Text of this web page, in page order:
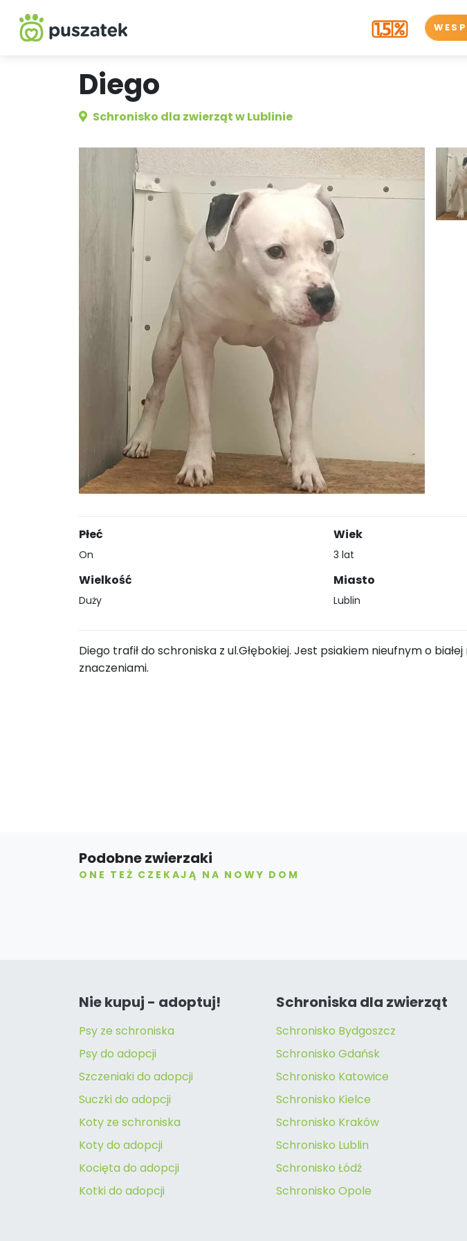
Diego
Schronisko dla zwierząt w Lublinie
Płeć
On
Wielkość
Duży
Wiek
3 lat
Miasto
Lublin
Diego trafił do schroniska z ul.Głębokiej. Jest psiakiem nieufnym o
znaczeniami.
Podobne zwierzaki
ONE TEŻ CZEKAJĄ NA NOWY DOM
Nie kupuj - adoptuj!
Psy ze schroniska
Psy do adopcji
Szczeniaki do adopcji
Suczki do adopcji
Koty ze schroniska
Koty do adopcji
Kocięta do adopcji
Kotki do adopcji
Schroniska dla zwierząt
Schronisko Bydgoszcz
Schronisko Gdańsk
Schronisko Katowice
Schronisko Kielce
Schronisko Kraków
Schronisko Lublin
Schronisko Łódź
Schronisko Opole